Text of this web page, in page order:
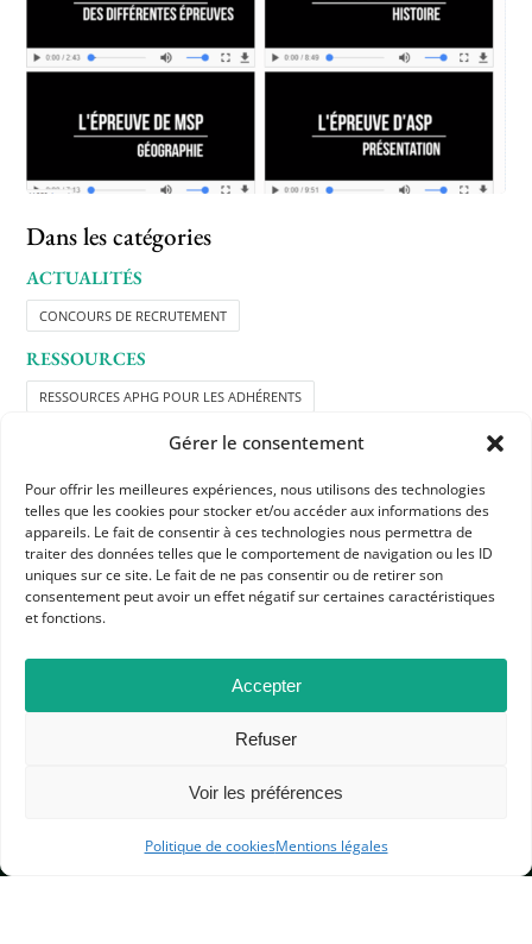
Gérer le consentement
Pour offrir les meilleures expériences, nous utilisons des technologies
telles que les cookies pour stocker et/ou accéder aux informations des
appareils. Le fait de consentir à ces technologies nous permettra de
traiter des données telles que le comportement de navigation ou les ID
uniques sur ce site. Le fait de ne pas consentir ou de retirer son
consentement peut avoir un effet négatif sur certaines caractéristiques
et fonctions.
Accepter
Refuser
Voir les préférences
Politique de cookiesMentions légales
Dans les catégories
ACTUALITÉS
CONCOURS DE RECRUTEMENT
RESSOURCES
RESSOURCES APHG POUR LES ADHÉRENTS
Association des professeurs d'histoire et géographie
+ 33 0(1) 42 33 62 37
BP 6541 – 75065 Paris Cedex 02